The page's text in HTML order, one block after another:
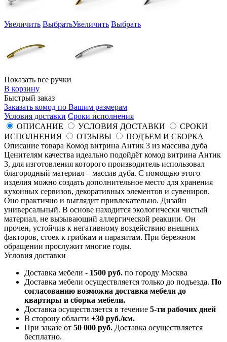
Увеличить ВыбратьУвеличить Выбрать
Показать все ручки
В корзину
Быстрый заказ
Заказать комод по Вашим размерам
Условия доставки Сроки исполнения
ОПИСАНИЕ
УСЛОВИЯ ДОСТАВКИ
СРОКИ
ИСПОЛНЕНИЯ
ОТЗЫВЫ
ПОДЪЕМ И СБОРКА
Описание товара Комод витрина Антик 3 из массива дуба
Ценителям качества идеально подойдёт комод витрина Антик
3, для изготовления которого производитель использовал
благородный материал – массив дуба. С помощью этого
изделия можно создать дополнительное место для хранения
кухонных сервизов, декоративных элементов и сувениров.
Оно практично и выглядит привлекательно. Дизайн
универсальный. В основе находится экологически чистый
материал, не вызывающий аллергической реакции. Он
прочен, устойчив к негативному воздействию внешних
факторов, стоек к грибкам и паразитам. При бережном
обращении прослужит многие годы.
Условия доставки
Доставка мебели - 1500 руб. по городу Москва
Доставка мебели осуществляется только до подъезда. По
согласованию возможна доставка мебели до
квартиры и сборка мебели.
Доставка осуществляется в течение 5-ти рабочих дней
В сторону области +30 руб./км.
При заказе от 50 000 руб. Доставка осуществляется
бесплатно.